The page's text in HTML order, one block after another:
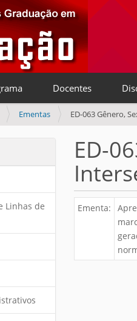
Docentes
Ementas ED-063 Gênero,
Linhas de
ED-
Ementa: